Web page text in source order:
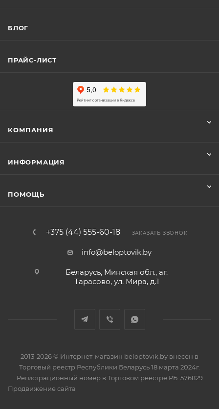
БЛОГ
ПРАЙС-ЛИСТ
КОМПАНИЯ
ИНФОРМАЦИЯ
ПОМОЩЬ
+375 (44) 555-60-18 ЗАКАЗАТЬ ЗВОНОК
info@beloptovik.by
Беларусь, Минская обл., аг.
Тарасово, ул. Мира, д.1
2013-2026 © Интернет-магазин beloptovik.by внесен в
Торговый реестр Республики Беларусь 18 марта 2024г.
Регистрационный номер в Торговом реестре РБ: 576829
Продвижение сайта